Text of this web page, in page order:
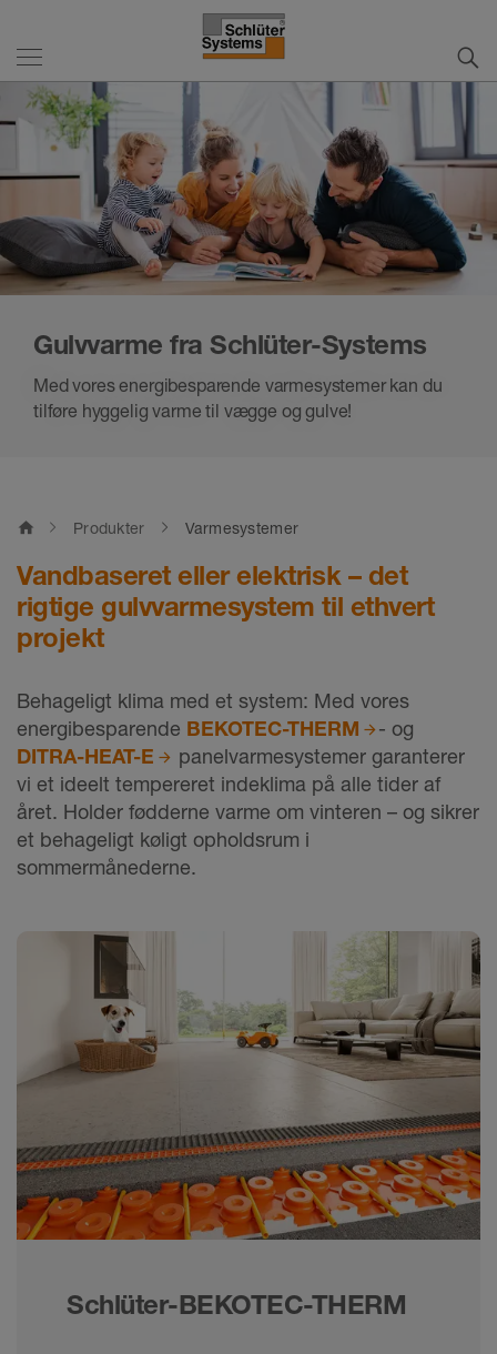
Gulvvarme fra Schlüter-Systems
Med vores energibesparende varmesystemer kan du
tilføre hyggelig varme til vægge og gulve!
home Produkter Varmesystemer
Vandbaseret eller elektrisk – det
rigtige gulvvarmesystem til ethvert
projekt
Behageligt klima med et system: Med vores
energibesparende BEKOTEC-THERM
- og
DITRA-HEAT-E
panelvarmesystemer garanterer
vi et ideelt tempereret indeklima på alle tider af
året. Holder fødderne varme om vinteren – og sikrer
et behageligt køligt opholdsrum i
sommermånederne.
Schlüter-BEKOTEC-THERM